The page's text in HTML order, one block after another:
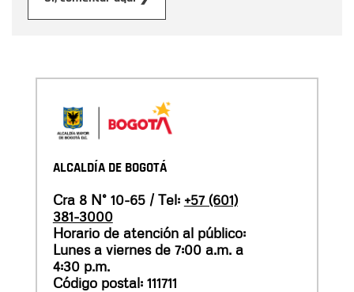
ALCALDÍA DE BOGOTÁ
Cra 8 N° 10-65 / Tel: +57 (601)
381-3000
Horario de atención al público:
Lunes a viernes de 7:00 a.m. a
4:30 p.m.
Código postal: 111711